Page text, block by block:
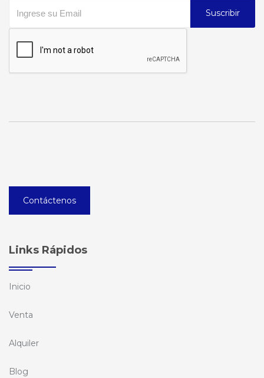
Suscribir
Contáctenos
Links Rápidos
Inicio
Venta
Alquiler
Blog